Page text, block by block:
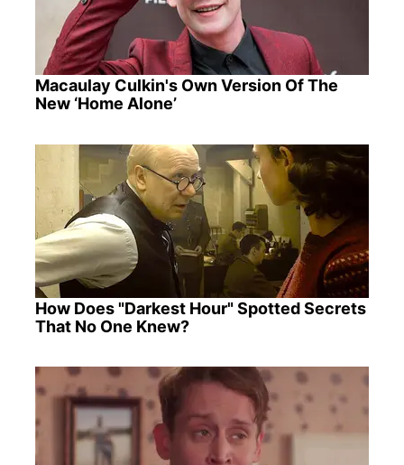
Macaulay Culkin's Own Version Of The
New ‘Home Alone’
How Does "Darkest Hour" Spotted Secrets
That No One Knew?